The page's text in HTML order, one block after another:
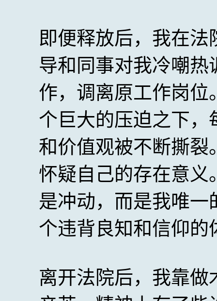
即便释放后，我在
导和同事对我冷嘲
作，调离原工作岗
个巨大的压迫之下
和价值观被不断撕
怀疑自己的存在意
是冲动，而是我唯
个违背良知和信仰的
离开法院后，我靠